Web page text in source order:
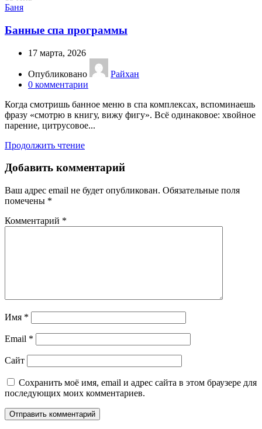
Баня
Банные спа программы
17 марта, 2026
Опубликовано
Райхан
0 комментарии
Когда смотришь банное меню в спа комплексах, вспоминаешь
фразу «смотрю в книгу, вижу фигу». Всё одинаковое: хвойное
парение, цитрусовое...
Продолжить чтение
Добавить комментарий
Ваш адрес email не будет опубликован. Обязательные поля
помечены *
Комментарий *
Имя *
Email *
Сайт
Сохранить моё имя, email и адрес сайта в этом браузере для
последующих моих комментариев.